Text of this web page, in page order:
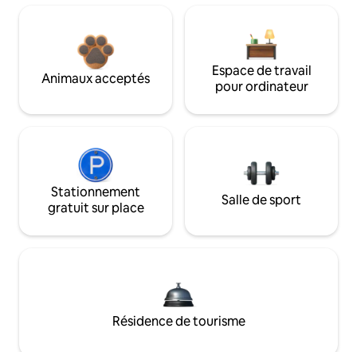
Animaux acceptés
Espace de travail
pour ordinateur
Stationnement
gratuit sur place
Salle de sport
Résidence de tourisme